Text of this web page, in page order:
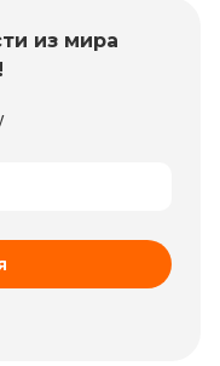
из мира